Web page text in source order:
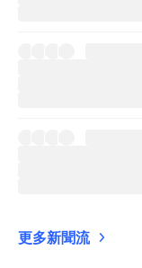
更多新聞流